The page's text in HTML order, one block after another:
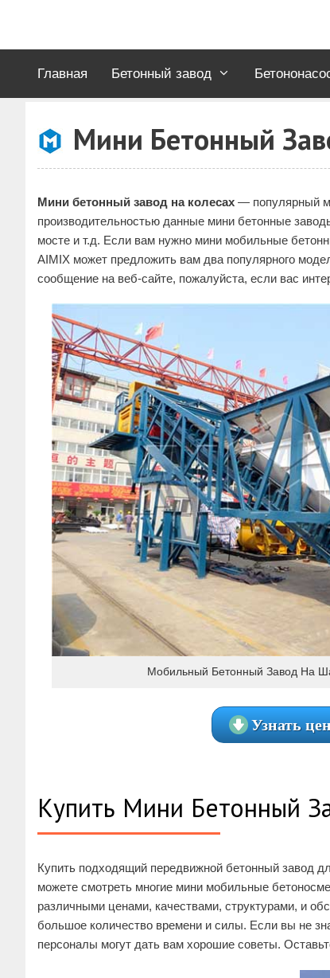
Главная Бетонный завод
Мини Бетонный
Мини бетонный завод на колесах — популярный
производительностью данные мини бетонные
мосте и т.д. Если вам нужно мини мобильные
AIMIX может предложить вам два популярного
сообщение на веб-сайте, пожалуйста, если вас
Мобильный Бетонный Завод На
Узнать
Купить Мини Бетонный
Купить подходящий передвижной бетонный завод
можете смотреть многие мини мобильные
различными ценами, качествами, структурами, и
большое количество времени и силы. Если вы не
персоналы могут дать вам хорошие советы.